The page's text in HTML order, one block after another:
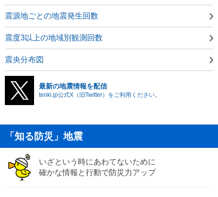
震源地ごとの地震発生回数
震度3以上の地域別観測回数
震央分布図
最新の地震情報を配信
tenki.jp公式X（旧Twitter）をご利用ください。
「知る防災」地震
いざという時にあわてないために
確かな情報と行動で防災力アップ